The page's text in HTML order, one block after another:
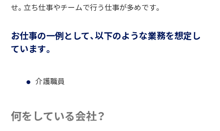
せ。立ち仕事やチームで行う仕事が多めです。
お仕事の一例として、以下のような業務を想定し
ています。
介護職員
何をしている会社？